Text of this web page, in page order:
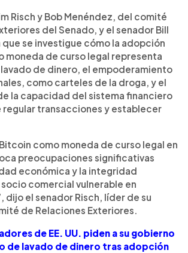
Risch y Bob Menéndez, del comité
del Senado, y el senador Bill
se investigue cómo la adopción
moneda de curso legal representa
de dinero, el empoderamiento
como carteles de la droga, y el
la capacidad del sistema financiero
regular transacciones y establecer
como moneda de curso legal en
preocupaciones significativas
económica y la integridad
comercial vulnerable en
dijo el senador Risch, líder de su
de Relaciones Exteriores.
de EE. UU. piden a su gobierno
de lavado de dinero tras adopción